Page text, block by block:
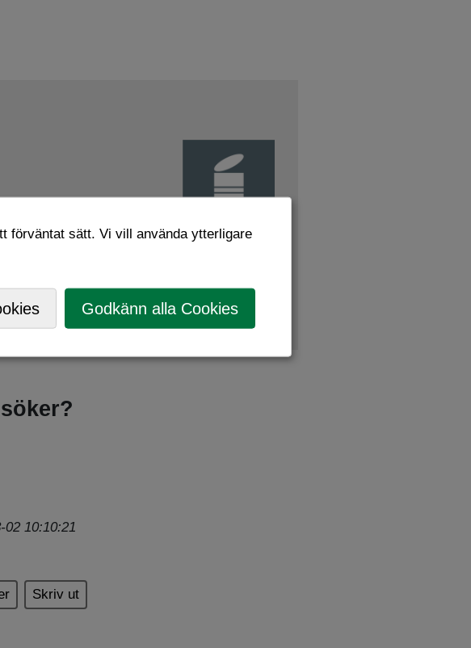
02 10:10:21
Skriv ut
förväntat sätt. Vi vill använda ytterligare
Godkänn alla Cookies